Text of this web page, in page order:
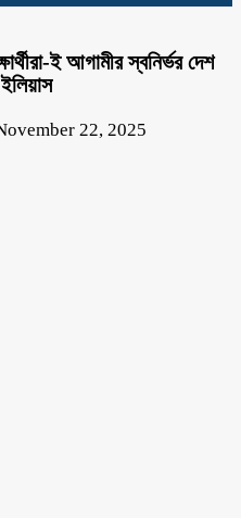
ই আগামীর স্বনির্ভর দেশ
22, 2025